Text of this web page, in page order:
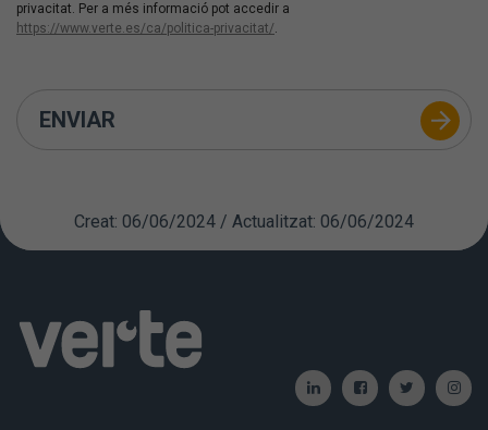
privacitat. Per a més informació pot accedir a
https://www.verte.es/ca/politica-privacitat/.
ENVIAR
Creat: 06/06/2024 / Actualitzat: 06/06/2024